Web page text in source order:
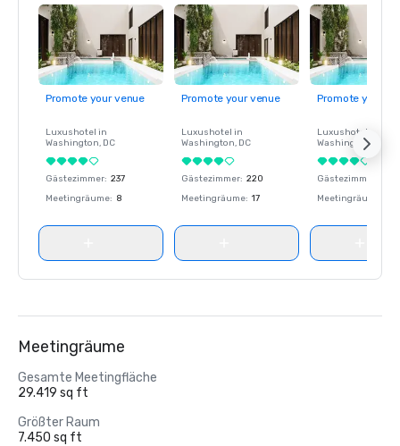
Promote your venue
Luxushotel in
Washington, DC
Gästezimmer: 237
Meetingräume: 8
Promote your venue
Luxushotel in
Washington, DC
Gästezimmer: 220
Meetingräume: 17
Promote your
Luxushotel in
Washington
Gästezimmer
Meetingräume
Meetingräume
Gesamte Meetingfläche
29.419 sq ft
Größter Raum
7.450 sq ft